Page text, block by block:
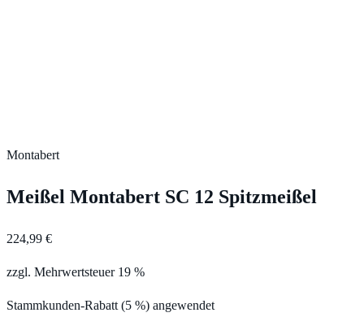
Montabert
Meißel Montabert SC 12 Spitzmeißel
224,99 €
zzgl. Mehrwertsteuer 19 %
Stammkunden-Rabatt (5 %) angewendet